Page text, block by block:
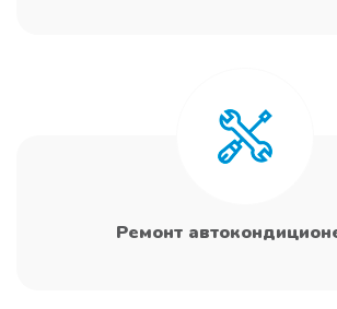
Ремонт